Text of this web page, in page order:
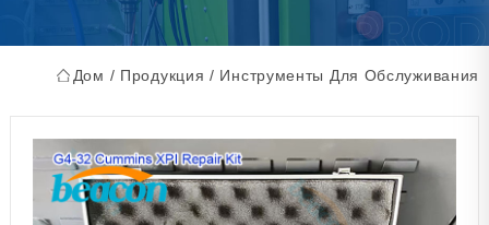
Дом / Продукция / Инструменты Для Обслуживания